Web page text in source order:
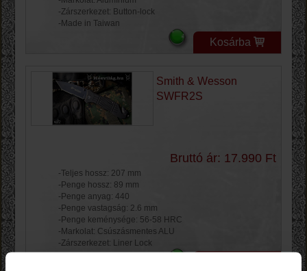
-Zárszerkezet: Button-lock
-Made in Taiwan
Kosárba
Smith & Wesson
SWFR2S
Bruttó ár: 17.990 Ft
-Teljes hossz: 207 mm
-Penge hossz: 89 mm
-Penge anyag: 440
-Penge vastagság: 2.6 mm
-Penge keménysége: 56-58 HRC
-Markolat: Csúszásmentes ALU
-Zárszerkezet: Liner Lock